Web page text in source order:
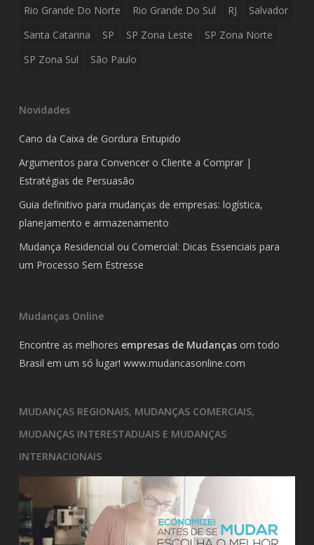
Rio Grande Do Norte
Rio Grande Do Sul RJ
Salvador
Santa Catarina
SP SP Zona Leste
SP Zona Norte
SP Zona Sul
São Paulo
Novidades
Cano da Caixa de Gordura Entupido
Argumentos para Convencer o Cliente a Comprar |
Estratégias de Persuasão
Guia definitivo para mudanças de empresas: logística,
planejamento e armazenamento
Mudança Residencial ou Comercial: Dicas Essenciais para
um Processo Sem Estresse
Mudanças Online
Encontre as melhores empresas de Mudançasom todo
Brasil em um só lugar! www.mudancasonline.com
MUDANÇAS REGIONAIS, MUDANÇAS COMERCIAIS,
MUDANÇAS INTERESTADUAIS E MUDANÇAS
INTERNACIONAIS